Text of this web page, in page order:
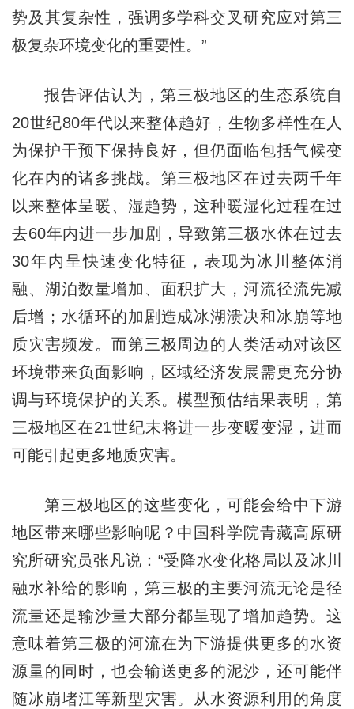
势及其复杂性，强调多学科交叉研究应对第三
极复杂环境变化的重要性。”
报告评估认为，第三极地区的生态系统自
20世纪80年代以来整体趋好，生物多样性在人
为保护干预下保持良好，但仍面临包括气候变
化在内的诸多挑战。第三极地区在过去两千年
以来整体呈暖、湿趋势，这种暖湿化过程在过
去60年内进一步加剧，导致第三极水体在过去
30年内呈快速变化特征，表现为冰川整体消
融、湖泊数量增加、面积扩大，河流径流先减
后增；水循环的加剧造成冰湖溃决和冰崩等地
质灾害频发。而第三极周边的人类活动对该区
环境带来负面影响，区域经济发展需更充分协
调与环境保护的关系。模型预估结果表明，第
三极地区在21世纪末将进一步变暖变湿，进而
可能引起更多地质灾害。
第三极地区的这些变化，可能会给中下游
地区带来哪些影响呢？中国科学院青藏高原研
究所研究员张凡说：“受降水变化格局以及冰川
融水补给的影响，第三极的主要河流无论是径
流量还是输沙量大部分都呈现了增加趋势。这
意味着第三极的河流在为下游提供更多的水资
源量的同时，也会输送更多的泥沙，还可能伴
随冰崩堵江等新型灾害。从水资源利用的角度